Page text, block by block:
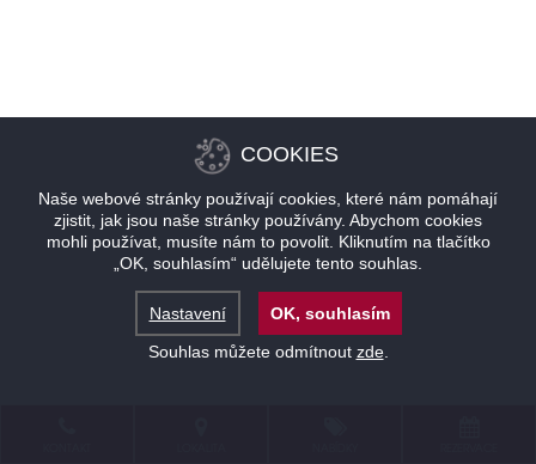
COOKIES
Naše webové stránky používají cookies, které nám pomáhají
zjistit, jak jsou naše stránky používány. Abychom cookies
mohli používat, musíte nám to povolit. Kliknutím na tlačítko
„OK, souhlasím“ udělujete tento souhlas.
Nastavení
OK, souhlasím
Souhlas můžete odmítnout zde.